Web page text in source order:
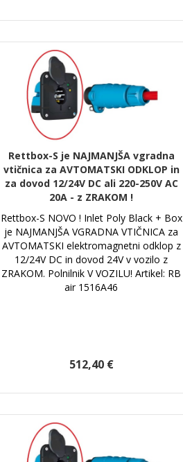
Rettbox-S je NAJMANJŠA vgradna
vtičnica za AVTOMATSKI ODKLOP in
za dovod 12/24V DC ali 220-250V AC
20A - z ZRAKOM !
Rettbox-S NOVO ! Inlet Poly Black + Box
je NAJMANJŠA VGRADNA VTIČNICA za
AVTOMATSKI elektromagnetni odklop z
12/24V DC in dovod 24V v vozilo z
ZRAKOM. Polnilnik V VOZILU! Artikel: RB
air 1516A46
512,40 €